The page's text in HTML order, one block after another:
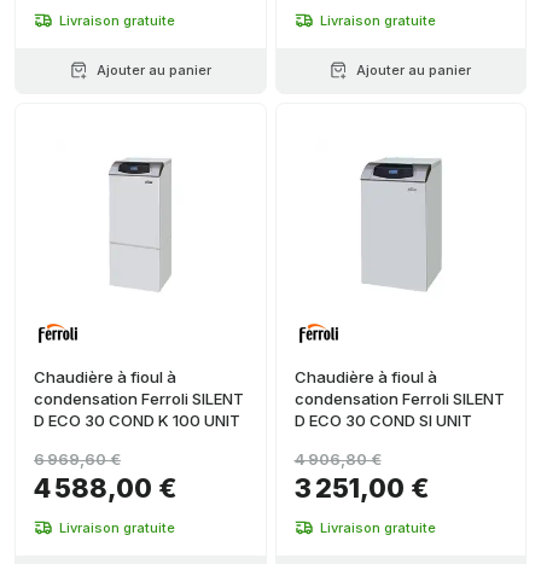
Livraison gratuite
Ajouter au panier
Livraison gratuite
Ajouter au panier
Chaudière à fioul à
condensation Ferroli SILENT
D ECO 30 COND K 100 UNIT
4 588,00 €
6 969,60 €
Livraison gratuite
Chaudière à fioul à
condensation Ferroli SILENT
D ECO 30 COND SI UNIT
3 251,00 €
4 906,80 €
Livraison gratuite